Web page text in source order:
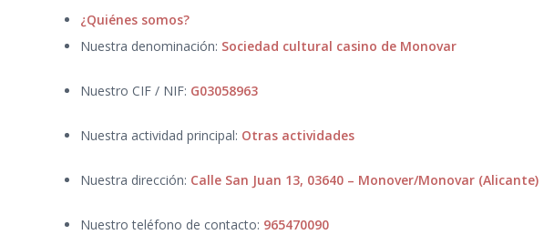
¿Quiénes somos?
Nuestra denominación: Sociedad cultural casino de Monovar
Nuestro CIF / NIF: G03058963
Nuestra actividad principal: Otras actividades
Nuestra dirección: Calle San Juan 13, 03640 – Monover/Monovar (Alicante)
Nuestro teléfono de contacto: 965470090